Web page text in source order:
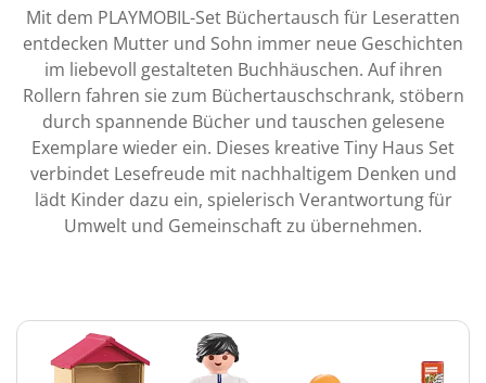
Mit dem PLAYMOBIL-Set Büchertausch für Leseratten
entdecken Mutter und Sohn immer neue Geschichten
im liebevoll gestalteten Buchhäuschen. Auf ihren
Rollern fahren sie zum Büchertauschschrank, stöbern
durch spannende Bücher und tauschen gelesene
Exemplare wieder ein. Dieses kreative Tiny Haus Set
verbindet Lesefreude mit nachhaltigem Denken und
lädt Kinder dazu ein, spielerisch Verantwortung für
Umwelt und Gemeinschaft zu übernehmen.